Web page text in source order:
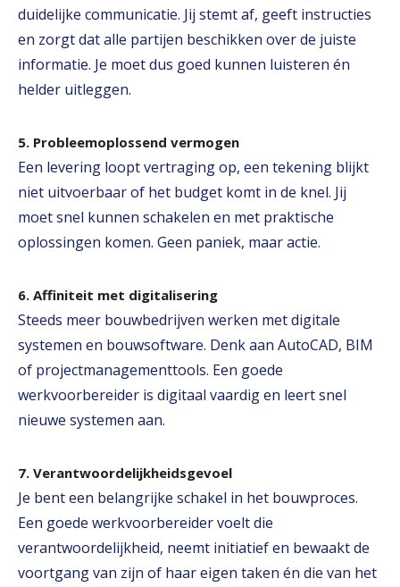
duidelijke communicatie. Jij stemt af, geeft instructies
en zorgt dat alle partijen beschikken over de juiste
informatie. Je moet dus goed kunnen luisteren én
helder uitleggen.
5. Probleemoplossend vermogen
Een levering loopt vertraging op, een tekening blijkt
niet uitvoerbaar of het budget komt in de knel. Jij
moet snel kunnen schakelen en met praktische
oplossingen komen. Geen paniek, maar actie.
6. Affiniteit met digitalisering
Steeds meer bouwbedrijven werken met digitale
systemen en bouwsoftware. Denk aan AutoCAD, BIM
of projectmanagementtools. Een goede
werkvoorbereider is digitaal vaardig en leert snel
nieuwe systemen aan.
7. Verantwoordelijkheidsgevoel
Je bent een belangrijke schakel in het bouwproces.
Een goede werkvoorbereider voelt die
verantwoordelijkheid, neemt initiatief en bewaakt de
voortgang van zijn of haar eigen taken én die van het